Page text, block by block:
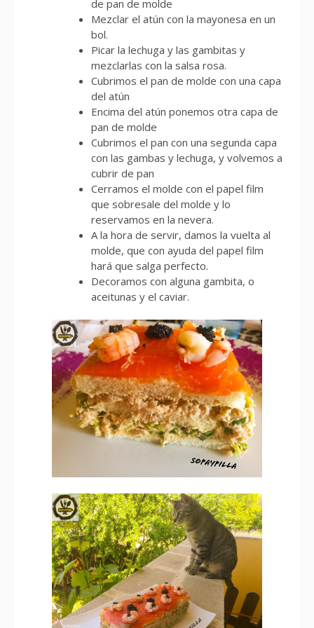
de pan de molde
Mezclar el atún con la mayonesa en un
bol.
Picar la lechuga y las gambitas y
mezclarlas con la salsa rosa.
Cubrimos el pan de molde con una capa
del atún
Encima del atún ponemos otra capa de
pan de molde
Cubrimos el pan con una segunda capa
con las gambas y lechuga, y volvemos a
cubrir de pan
Cerramos el molde con el papel film
que sobresale del molde y lo
reservamos en la nevera.
A la hora de servir, damos la vuelta al
molde, que con ayuda del papel film
hará que salga perfecto.
Decoramos con alguna gambita, o
aceitunas y el caviar.